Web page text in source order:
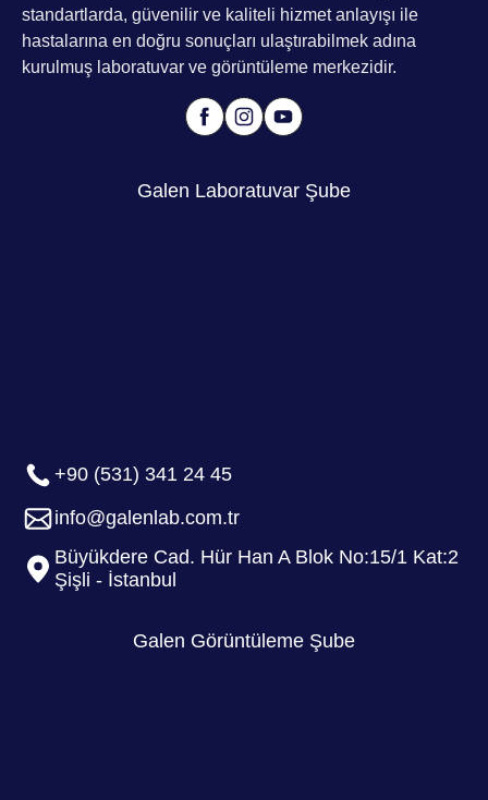
standartlarda, güvenilir ve kaliteli hizmet anlayışı ile
hastalarına en doğru sonuçları ulaştırabilmek adına
kurulmuş laboratuvar ve görüntüleme merkezidir.
Galen Laboratuvar Şube
+90 (531) 341 24 45
info@galenlab.com.tr
Büyükdere Cad. Hür Han A Blok No:15/1 Kat:2
Şişli - İstanbul
Galen Görüntüleme Şube